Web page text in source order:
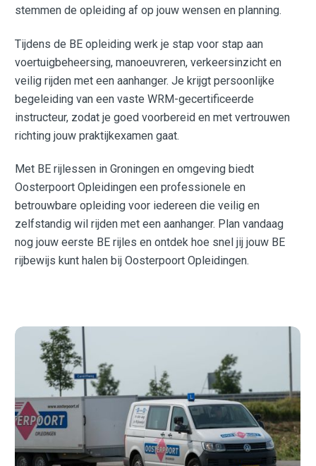
stemmen de opleiding af op jouw wensen en planning.
Tijdens de BE opleiding werk je stap voor stap aan
voertuigbeheersing, manoeuvreren, verkeersinzicht en
veilig rijden met een aanhanger. Je krijgt persoonlijke
begeleiding van een vaste WRM-gecertificeerde
instructeur, zodat je goed voorbereid en met vertrouwen
richting jouw praktijkexamen gaat.
Met BE rijlessen in Groningen en omgeving biedt
Oosterpoort Opleidingen een professionele en
betrouwbare opleiding voor iedereen die veilig en
zelfstandig wil rijden met een aanhanger. Plan vandaag
nog jouw eerste BE rijles en ontdek hoe snel jij jouw BE
rijbewijs kunt halen bij Oosterpoort Opleidingen.